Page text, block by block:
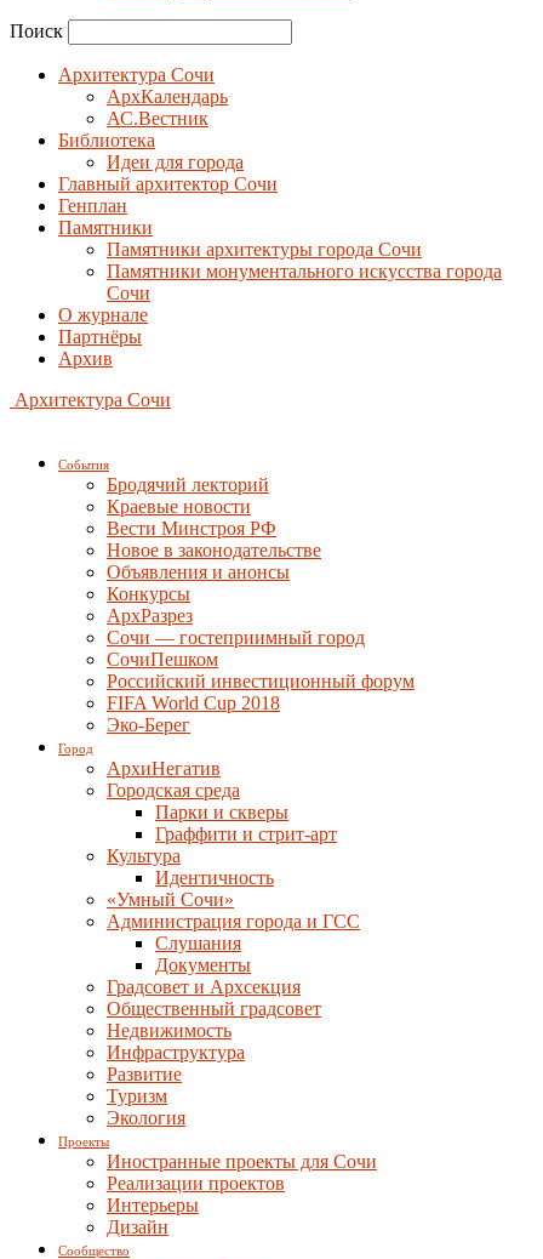
Поиск
Архитектура Сочи
АрхКалендарь
АС.Вестник
Библиотека
Идеи для города
Главный архитектор Сочи
Генплан
Памятники
Памятники архитектуры города Сочи
Памятники монументального искусства города
Сочи
О журнале
Партнёры
Архив
Архитектура Сочи
События
Бродячий лекторий
Краевые новости
Вести Минстроя РФ
Новое в законодательстве
Объявления и анонсы
Конкурсы
АрхРазрез
Сочи — гостеприимный город
СочиПешком
Российский инвестиционный форум
FIFA World Cup 2018
Эко-Берег
Город
АрхиНегатив
Городская среда
Парки и скверы
Граффити и стрит-арт
Культура
Идентичность
«Умный Сочи»
Администрация города и ГСС
Слушания
Документы
Градсовет и Архсекция
Общественный градсовет
Недвижимость
Инфраструктура
Развитие
Туризм
Экология
Проекты
Иностранные проекты для Сочи
Реализации проектов
Интерьеры
Дизайн
Сообщество